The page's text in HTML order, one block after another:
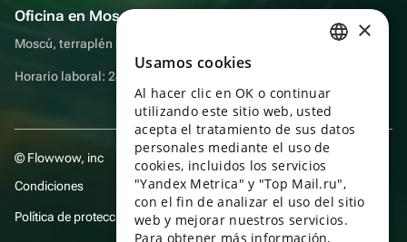
Oficina en Moscú
Moscú, terraplén Sadovnicheskaya, 9, sala 2/3
Horario laboral: 24 horas
© Flowwow, inc
Condiciones
Política de protección y privacidad de datos
ENGLISH
UKRAINIAN
PORTUGUESE
SPANISH
HUNGARIAN
×
Usamos cookies
Al hacer clic en OK o continuar
utilizando este sitio web, usted
acepta el tratamiento de sus datos
personales mediante el uso de
cookies, incluidos los servicios
"Yandex Metrica" y "Top Mail.ru",
con el fin de analizar el uso del sitio
web y mejorar nuestros servicios.
Para obtener más información,